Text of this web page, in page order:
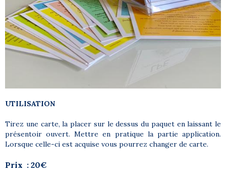
UTILISATION
Tirez une carte, la placer sur le dessus du paquet en laissant le
présentoir ouvert. Mettre en pratique la partie application.
Lorsque celle-ci est acquise vous pourrez changer de carte.
Prix : 20€